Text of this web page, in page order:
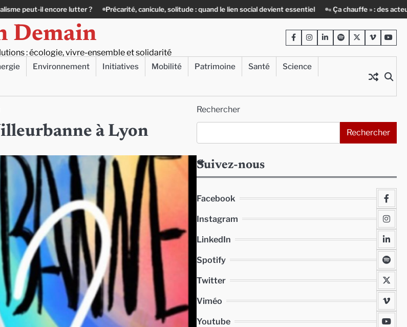
Précarité, canicule, solitude : quand le lien social devient essentiel « Ça chauffe » : des acteurs du batiment face au défi
Demain
: écologie, vivre-ensemble et solidarité
Facebook
Instagram
LinkedInSpotifyTwitterViméo
Environnement Initiatives Mobilité Patrimoine Santé
Science
à Lyon
Rechercher
Rechercher
Suivez-nous
Facebook
Instagram
LinkedIn
Spotify
Twitter
Viméo
Youtube